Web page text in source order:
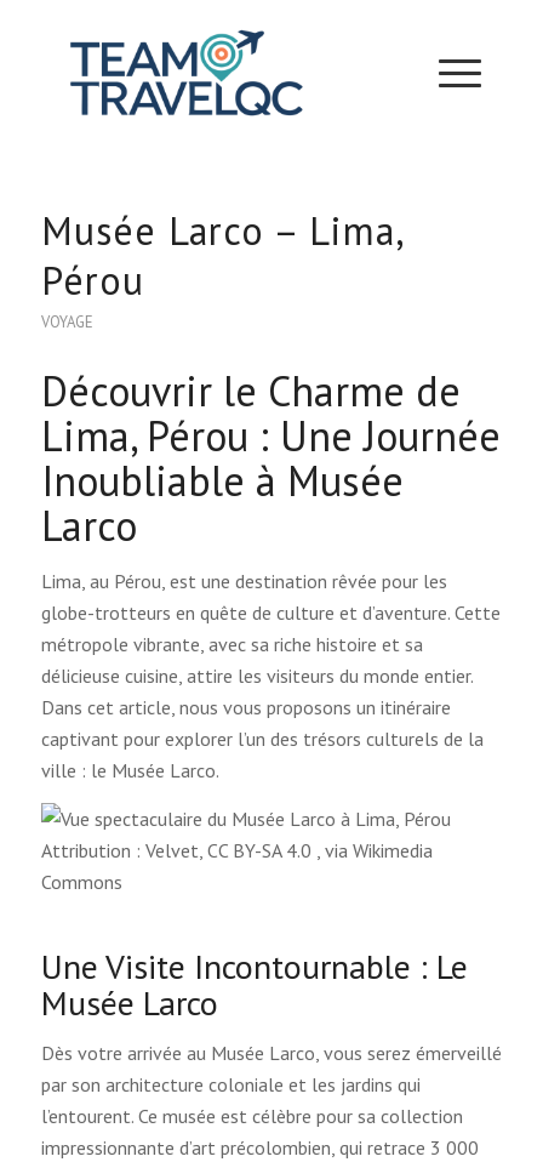
Musée Larco – Lima,
Pérou
VOYAGE
Découvrir le Charme de
Lima, Pérou : Une Journée
Inoubliable à Musée
Larco
Lima, au Pérou, est une destination rêvée pour les
globe-trotteurs en quête de culture et d’aventure. Cette
métropole vibrante, avec sa riche histoire et sa
délicieuse cuisine, attire les visiteurs du monde entier.
Dans cet article, nous vous proposons un itinéraire
captivant pour explorer l’un des trésors culturels de la
ville : le Musée Larco.
Attribution : Velvet, CC BY-SA 4.0 , via Wikimedia
Commons
Une Visite Incontournable : Le
Musée Larco
Dès votre arrivée au Musée Larco, vous serez émerveillé
par son architecture coloniale et les jardins qui
l’entourent. Ce musée est célèbre pour sa collection
impressionnante d’art précolombien, qui retrace 3 000